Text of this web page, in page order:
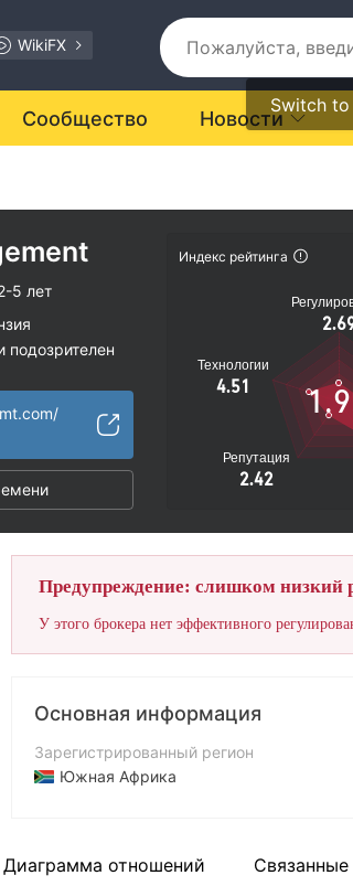
WikiFX
Switch
Сообщество Новости
5 лет
подозрителен
Индекс рейтинга
Технологии
4.51
Репутация
2.42
Предупреждение: слишком низкий
У этого брокера нет эффективного
Основная информация
Зарегистрированный регион
Южная Африка
Компания
Диаграмма отношений